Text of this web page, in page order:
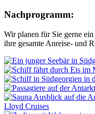
Nachprogramm:
Wir planen für Sie gerne
ihre gesamte Anreise- und